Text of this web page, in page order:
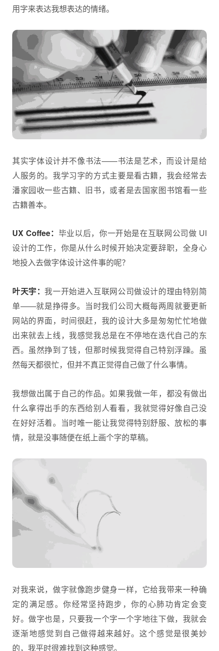
用字来表达我想表达的情绪。
其实字体设计并不像书法——书法是艺术，而设计是给
人服务的。我学习字的方式主要是看古籍，我会经常去
潘家园收一些古籍、旧书，或者是去国家图书馆看一些
古籍善本。
UX Coffee： 毕业以后，你一开始是在互联网公司做 UI
设计的工作，你是从什么时候开始决定要辞职，全身心
地投入去做字体设计这件事的呢？
叶天宇：我一开始进入互联网公司做设计的理由特别简
单——就是挣得多。当时我们公司大概每两周就要更新
网站的界面，时间很赶，我的设计大多是匆匆忙忙地做
出来就去上线，我感觉我总是在不停地在迭代自己的东
西。虽然挣到了钱，但那时候我觉得自己特别浮躁。虽
然每天都很忙，但并不真正觉得自己做了什么事情。
我想做出属于自己的作品。如果我做一年，都没有做出
什么拿得出手的东西给别人看看，我就觉得好像自己没
在好好活着。当时唯一能让我觉得特别舒服、放松的事
情，就是没事随便在纸上画个字的草稿。
对我来说，做字就像跑步健身一样，它给我带来一种确
定的满足感。你经常坚持跑步，你的心肺功肯定会变
好。做字也是，只要我一个字一个字地往下做，我就会
逐渐地感觉到自己做得越来越好。这个感觉是很美妙
的，我平时很难找到这种感觉。